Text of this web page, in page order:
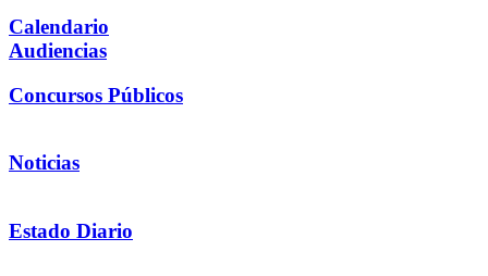
Calendario
Audiencias
Concursos Públicos
Noticias
Estado Diario